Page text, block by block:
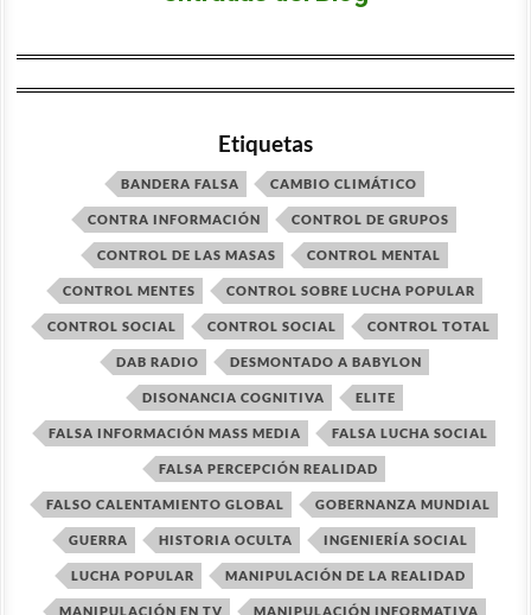
Etiquetas
BANDERA FALSA CAMBIO CLIMÁTICO
CONTRA INFORMACIÓN CONTROL DE GRUPOS
CONTROL DE LAS MASAS CONTROL MENTAL
CONTROL MENTES CONTROL SOBRE LUCHA POPULAR
CONTROL SOCIAL CONTROL SOCIAL CONTROL TOTAL
DAB RADIO DESMONTADO A BABYLON
DISONANCIA COGNITIVA ELITE
FALSA INFORMACIÓN MASS MEDIA FALSA LUCHA SOCIAL
FALSA PERCEPCIÓN REALIDAD
FALSO CALENTAMIENTO GLOBAL GOBERNANZA MUNDIAL
GUERRA HISTORIA OCULTA INGENIERÍA SOCIAL
LUCHA POPULAR MANIPULACIÓN DE LA REALIDAD
MANIPULACIÓN EN TV MANIPULACIÓN INFORMATIVA